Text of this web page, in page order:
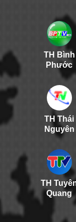
TH Bình
Phước
TH Thái
Nguyên
TH
Quang